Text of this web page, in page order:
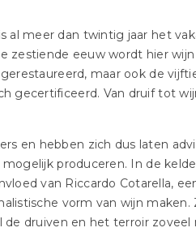
al meer dan twintig jaar het
zestiende eeuw wordt hier
maar ook de
gecertificeerd. Van druif tot
en hebben zich dus laten
produceren. In de
van Riccardo Cotarella,
vorm van wijn
druiven en het terroir